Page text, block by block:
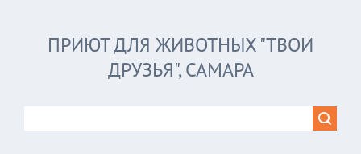
ПРИЮТ ДЛЯ ЖИВОТНЫХ "ТВОИ
ДРУЗЬЯ", САМАРА